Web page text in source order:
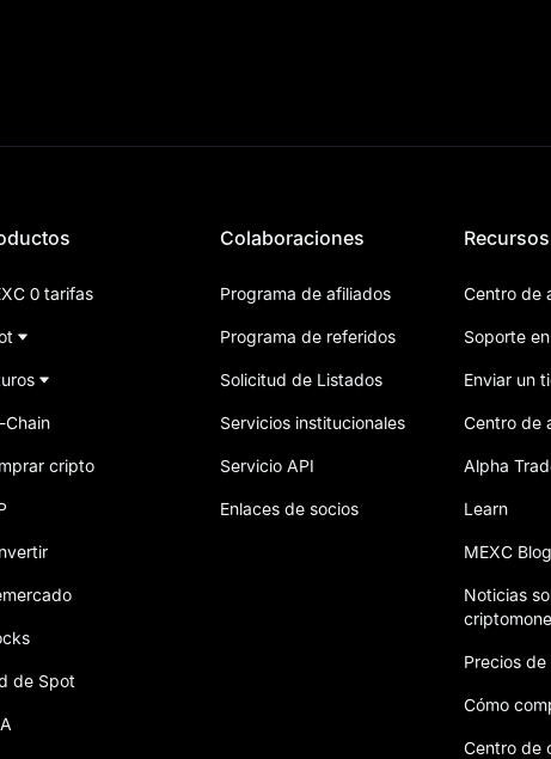
0 tarifas
Chain
cripto
de Spot
Colaboraciones
Programa de afiliados
Programa de referidos
Solicitud de Listados
Servicios institucionales
Servicio API
Enlaces de socios
Recursos
Centro de
Soporte
Enviar un
Centro de
Alpha
Learn
MEXC Blog
Noticias
Precios
Cómo
Centro de